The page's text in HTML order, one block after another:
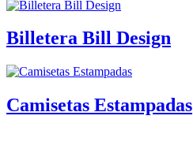
Billetera Bill Design
Camisetas Estampadas